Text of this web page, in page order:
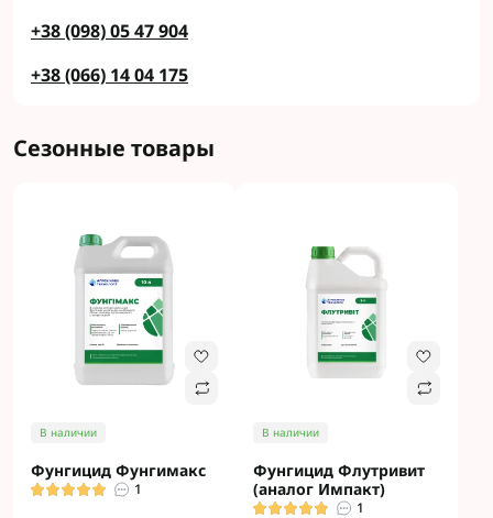
+38 (098) 05 47 904
+38 (066) 14 04 175
Сезонные товары
В наличии
Фунгицид Фунгимакс
1
В наличии
Фунгицид Флутривит
(аналог Импакт)
1